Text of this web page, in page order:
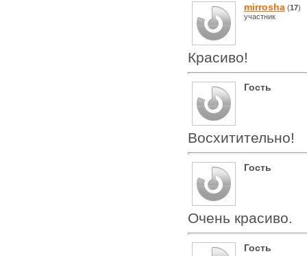
mirrosha (17)
участник
Красиво!
Гость
Восхитительно!
Гость
Очень красиво.
Гость